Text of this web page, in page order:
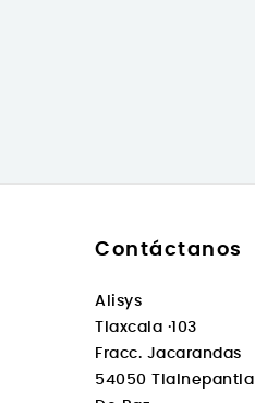
Contáctanos
Alisys
Tlaxcala ·103
Fracc. Jacarandas
54050 Tlalnepantla